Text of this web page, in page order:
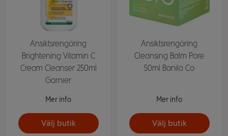
Ansiktsrengöring
Brightening Vitamin C
Cream Cleanser 250ml
Garnier
Mer info
Välj butik
Ansiktsrengöring
Cleansing Balm Pore
50ml Banila Co
Mer info
Välj butik